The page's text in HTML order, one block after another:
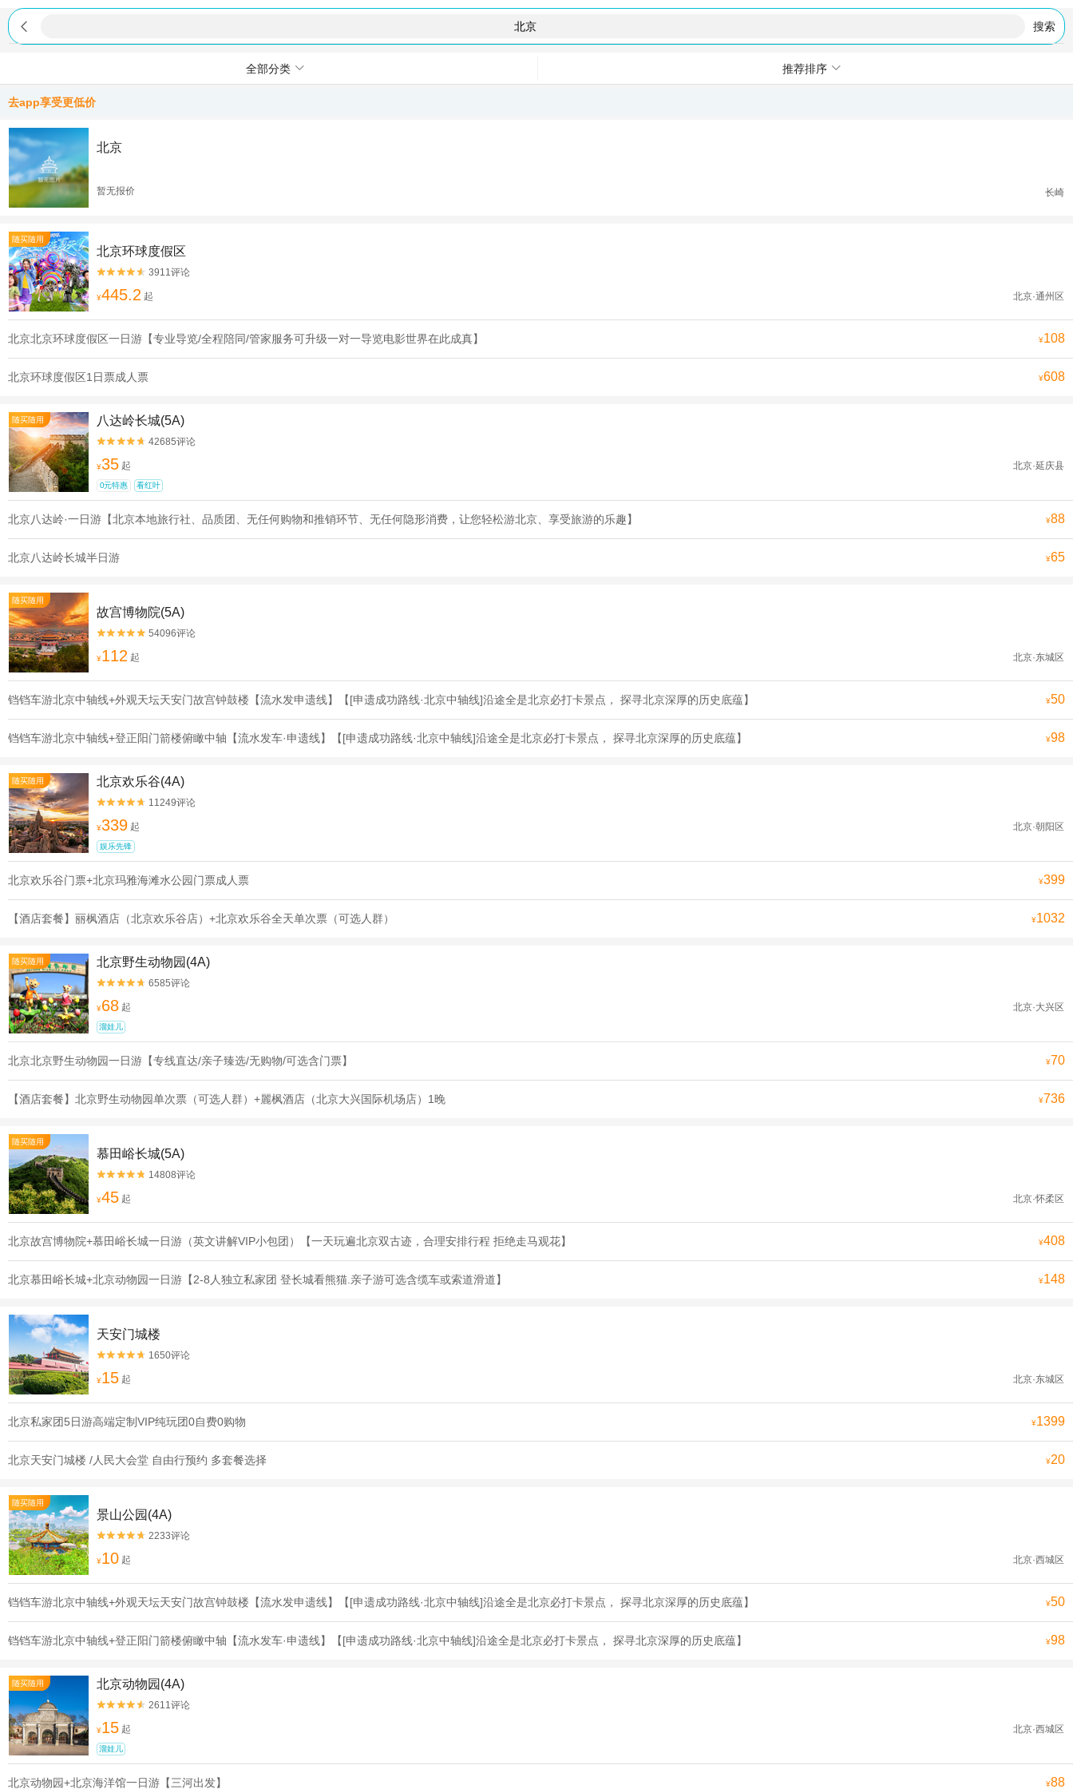
 搜索
全部分类 推荐排序
去app享受更低价
北京
暂无报价 长崎
随买随用
北京环球度假区

 3911评论
¥445.2 起 北京·通州区
北京北京环球度假区一日游【专业导览/全程陪同/管家服务可升级一对一导览电影世界在此成真】 ¥108
北京环球度假区1日票成人票 ¥608
随买随用 八达岭长城(5A)

 42685评论
¥35 起 北京·延庆县
0元特惠 看红叶
北京八达岭·一日游【北京本地旅行社、品质团、无任何购物和推销环节、无任何隐形消费，让您轻松游北京、享受旅游的乐趣】 ¥88
北京八达岭长城半日游 ¥65
随买随用
故宫博物院(5A)

 54096评论
¥112 起 北京·东城区
铛铛车游北京中轴线+外观天坛天安门故宫钟鼓楼【流水发申遗线】【[申遗成功路线·北京中轴线]沿途全是北京必打卡景点， 探寻北京深厚的历史底蕴】 ¥50
铛铛车游北京中轴线+登正阳门箭楼俯瞰中轴【流水发车·申遗线】【[申遗成功路线·北京中轴线]沿途全是北京必打卡景点， 探寻北京深厚的历史底蕴】 ¥98
随买随用 北京欢乐谷(4A)

 11249评论
¥339 起 北京·朝阳区
娱乐先锋
北京欢乐谷门票+北京玛雅海滩水公园门票成人票 ¥399
【酒店套餐】丽枫酒店（北京欢乐谷店）+北京欢乐谷全天单次票（可选人群） ¥1032
随买随用 北京野生动物园(4A)

 6585评论
¥68 起 北京·大兴区
溜娃儿
北京北京野生动物园一日游【专线直达/亲子臻选/无购物/可选含门票】 ¥70
【酒店套餐】北京野生动物园单次票（可选人群）+麗枫酒店（北京大兴国际机场店）1晚 ¥736
随买随用
慕田峪长城(5A)

 14808评论
¥45 起 北京·怀柔区
北京故宫博物院+慕田峪长城一日游（英文讲解VIP小包团）【一天玩遍北京双古迹，合理安排行程 拒绝走马观花】 ¥408
北京慕田峪长城+北京动物园一日游【2-8人独立私家团 登长城看熊猫.亲子游可选含缆车或索道滑道】 ¥148
天安门城楼

 1650评论
¥15 起 北京·东城区
北京私家团5日游高端定制VIP纯玩团0自费0购物 ¥1399
北京天安门城楼 /人民大会堂 自由行预约 多套餐选择 ¥20
随买随用
景山公园(4A)

 2233评论
¥10 起 北京·西城区
铛铛车游北京中轴线+外观天坛天安门故宫钟鼓楼【流水发申遗线】【[申遗成功路线·北京中轴线]沿途全是北京必打卡景点， 探寻北京深厚的历史底蕴】 ¥50
铛铛车游北京中轴线+登正阳门箭楼俯瞰中轴【流水发车·申遗线】【[申遗成功路线·北京中轴线]沿途全是北京必打卡景点， 探寻北京深厚的历史底蕴】 ¥98
随买随用 北京动物园(4A)

 2611评论
¥15 起 北京·西城区
溜娃儿
北京动物园+北京海洋馆一日游【三河出发】 ¥88